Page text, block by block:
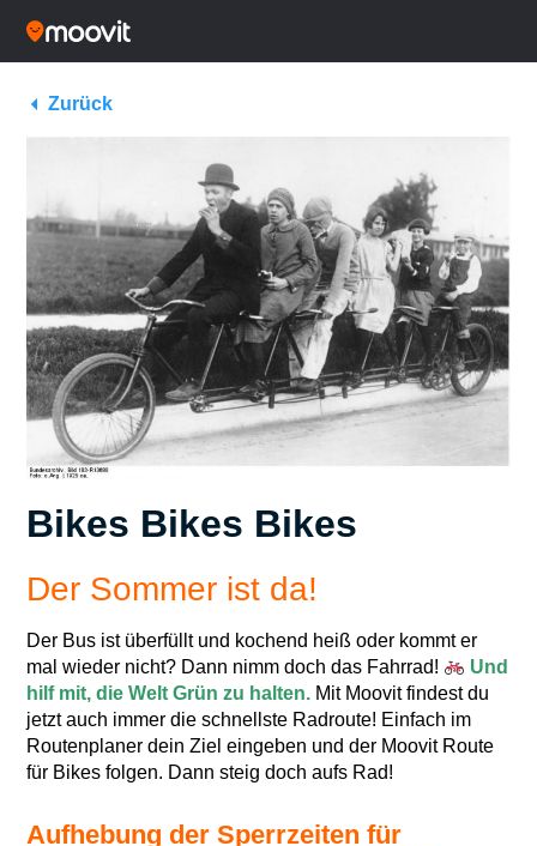
Zurück
Bikes Bikes Bikes
Der Sommer ist da!
Der Bus ist überfüllt und kochend heiß oder kommt er
mal wieder nicht? Dann nimm doch das Fahrrad!
Und
hilf mit, die Welt Grün zu halten. Mit Moovit findest du
jetzt auch immer die schnellste Radroute! Einfach im
Routenplaner dein Ziel eingeben und der Moovit Route
für Bikes folgen. Dann steig doch aufs Rad!
Aufhebung der Sperrzeiten für